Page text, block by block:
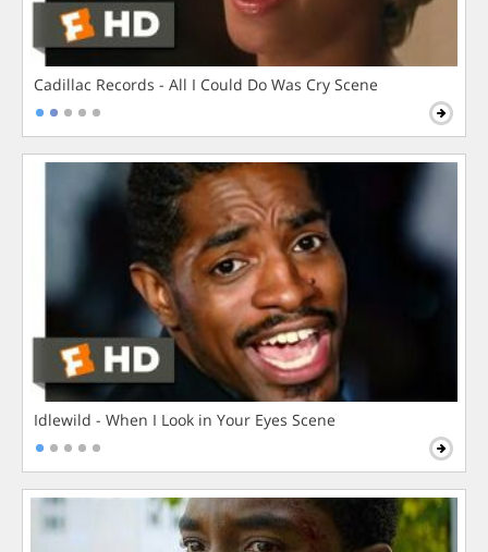
Cadillac Records - All I Could Do Was Cry Scene
Idlewild - When I Look in Your Eyes Scene